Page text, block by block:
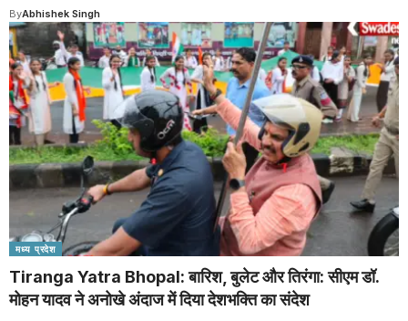
ByAbhishek Singh
मध्य प्रदेश
Tiranga Yatra Bhopal: बारिश, बुलेट और तिरंगा: सीएम डॉ.
मोहन यादव ने अनोखे अंदाज में दिया देशभक्ति का संदेश